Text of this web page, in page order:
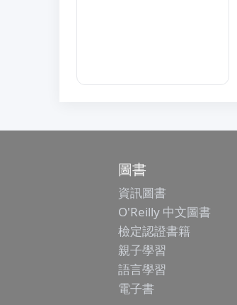
圖書
資訊圖書
O'Reilly 中文圖書
檢定認證書籍
親子學習
語言學習
電子書